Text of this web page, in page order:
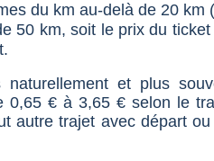
du km au-delà de 20 km
50 km, soit le prix du
et plus
€ à 3,65 € selon le
autre trajet avec départ